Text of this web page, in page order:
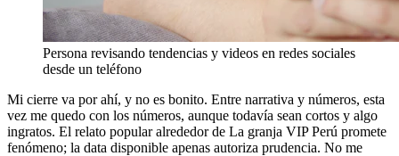
Persona revisando tendencias y videos en redes sociales
desde un teléfono
Mi cierre va por ahí, y no es bonito. Entre narrativa y números, esta
vez me quedo con los números, aunque todavía sean cortos y algo
ingratos. El relato popular alrededor de La granja VIP Perú promete
fenómeno; la data disponible apenas autoriza prudencia. No me